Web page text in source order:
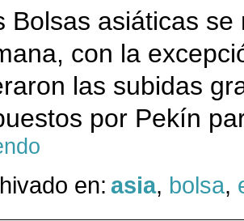
Bolsas asiáticas
con la
las subidas
por Pekín
en: asia, bolsa,